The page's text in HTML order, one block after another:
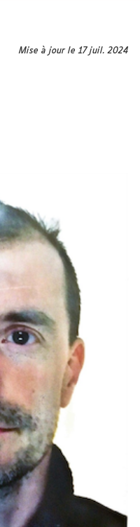
Mise à jour le 17 juil. 2024